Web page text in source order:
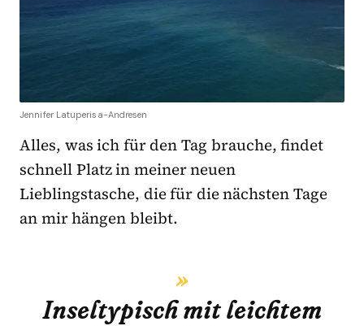
Jennifer Latuperisa-Andresen
Alles, was ich für den Tag brauche, findet
schnell Platz in meiner neuen
Lieblingstasche, die für die nächsten Tage
an mir hängen bleibt.
Inseltypisch mit leichtem